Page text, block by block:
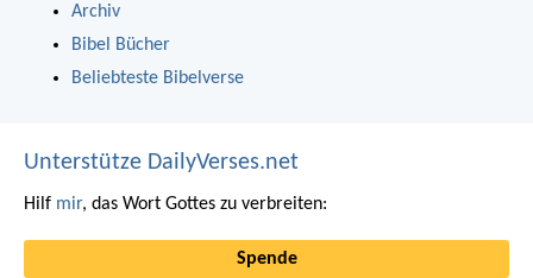
Archiv
Bibel Bücher
Beliebteste Bibelverse
Unterstütze DailyVerses.net
Hilf mir, das Wort Gottes zu verbreiten:
Spende